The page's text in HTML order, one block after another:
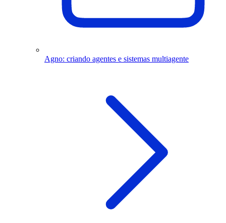
Agno: criando agentes e sistemas multiagente